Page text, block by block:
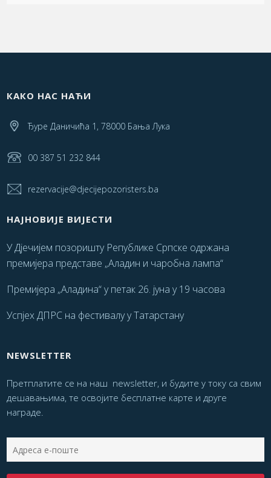
КАКО НАС НАЋИ
Ђуре Даничића 1, 78000 Бања Лука
00 387 51 232 844
rezervacije@djecijepozoristers.ba
НАЈНОВИЈЕ ВИЈЕСТИ
У Дјечијем позоришту Републике Српске одржана
премијера представе „Аладин и чаробна лампа“
Премијера „Аладина“ у петак 26. јуна у 19 часова
Успјех ДПРС на фестивалу у Татарстану
NEWSLETTER
Претплатите се на наш newsletter, и будите у току са свим
дешавањима, те освојите бесплатне карте и друге
награде.